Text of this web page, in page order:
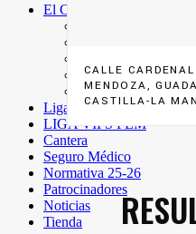
El Club
Premios
Contacto
Liga VIPS Masc
LIGA VIPS FEM
Cantera
Seguro Médico
Normativa 25-26
Patrocinadores
Noticias
Tienda
CALLE
MENDOZA,
CASTILLA-LA